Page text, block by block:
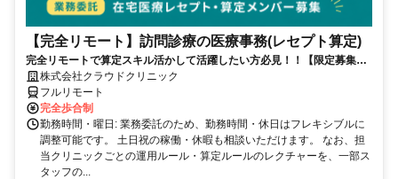
【完全リモート】訪問診療の医療事務(レセプト算定)
完全リモートで算定スキル活かして活躍したい方必見！！【限定募集】
完全リモート｜在宅医療レセプト算定（成果報酬型／業務委託）
株式会社クラウドクリニック
フルリモート
完全歩合制
勤務時間・曜日: 業務委託のため、勤務時間・休日はフレキシブルに
調整可能です。 土日祝の稼働・休暇も相談いただけます。 なお、担
当クリニックごとの運用ルール・算定ルールのレクチャーを、一部ス
タッフの...